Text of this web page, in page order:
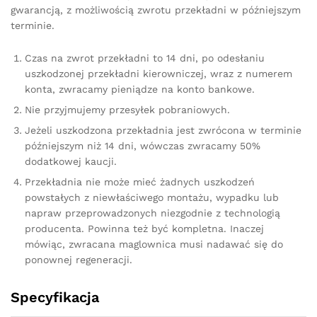
gwarancją, z możliwością zwrotu przekładni w późniejszym
terminie.
Czas na zwrot przekładni to 14 dni, po odesłaniu
uszkodzonej przekładni kierowniczej, wraz z numerem
konta, zwracamy pieniądze na konto bankowe.
Nie przyjmujemy przesyłek pobraniowych.
Jeżeli uszkodzona przekładnia jest zwrócona w terminie
późniejszym niż 14 dni, wówczas zwracamy 50%
dodatkowej kaucji.
Przekładnia nie może mieć żadnych uszkodzeń
powstałych z niewłaściwego montażu, wypadku lub
napraw przeprowadzonych niezgodnie z technologią
producenta. Powinna też być kompletna. Inaczej
mówiąc, zwracana maglownica musi nadawać się do
ponownej regeneracji.
Specyfikacja